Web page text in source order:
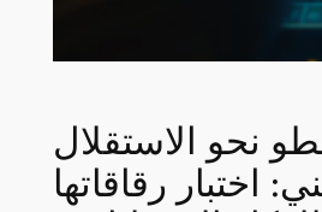
نحو الاستقلال
اختبار رقاقاتها